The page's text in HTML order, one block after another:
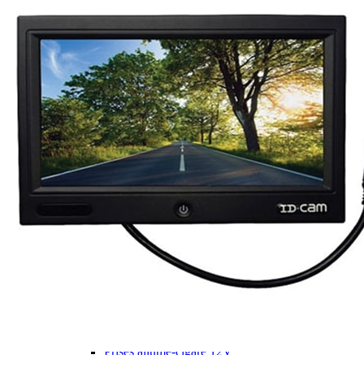
Accessoires panneaux solaires
Batteries
Batteries Lithium
Batteries LIONTRON
Stations électriques portables
Accessoires batteries
Chargeurs de batteries
Séparateurs de batteries
Gamme VICTRON ENERGY
Piles à combustible
Groupes Electrogènes
Convertisseurs 12V - 230V
Transformateurs 230V - 12V
ECLAIRAGES
Ampoules et tubes fluo
Ampoules à LEDS
Eclairages intérieur
Eclairages extérieur
Eclairage portatif et piles
Prises allume-cigare 12V
Nouveautés
Déstockage
Ventes Flash
Reconditionnés
Nos Véhicules en concession
Le Magasin
Concession & Véhicules
Nos véhicules Neufs
Nos véhicules Occasions
Le magasin